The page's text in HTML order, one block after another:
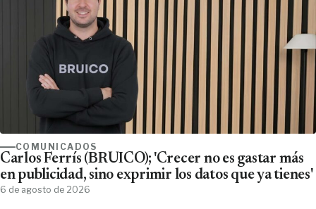
COMUNICADOS
Carlos Ferrís (BRUICO); 'Crecer no es gastar más
en publicidad, sino exprimir los datos que ya tienes'
6 de agosto de 2026